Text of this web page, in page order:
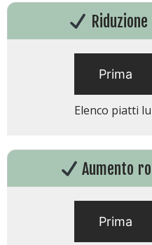
Prima
Elenco piatti
Aumento
Prima